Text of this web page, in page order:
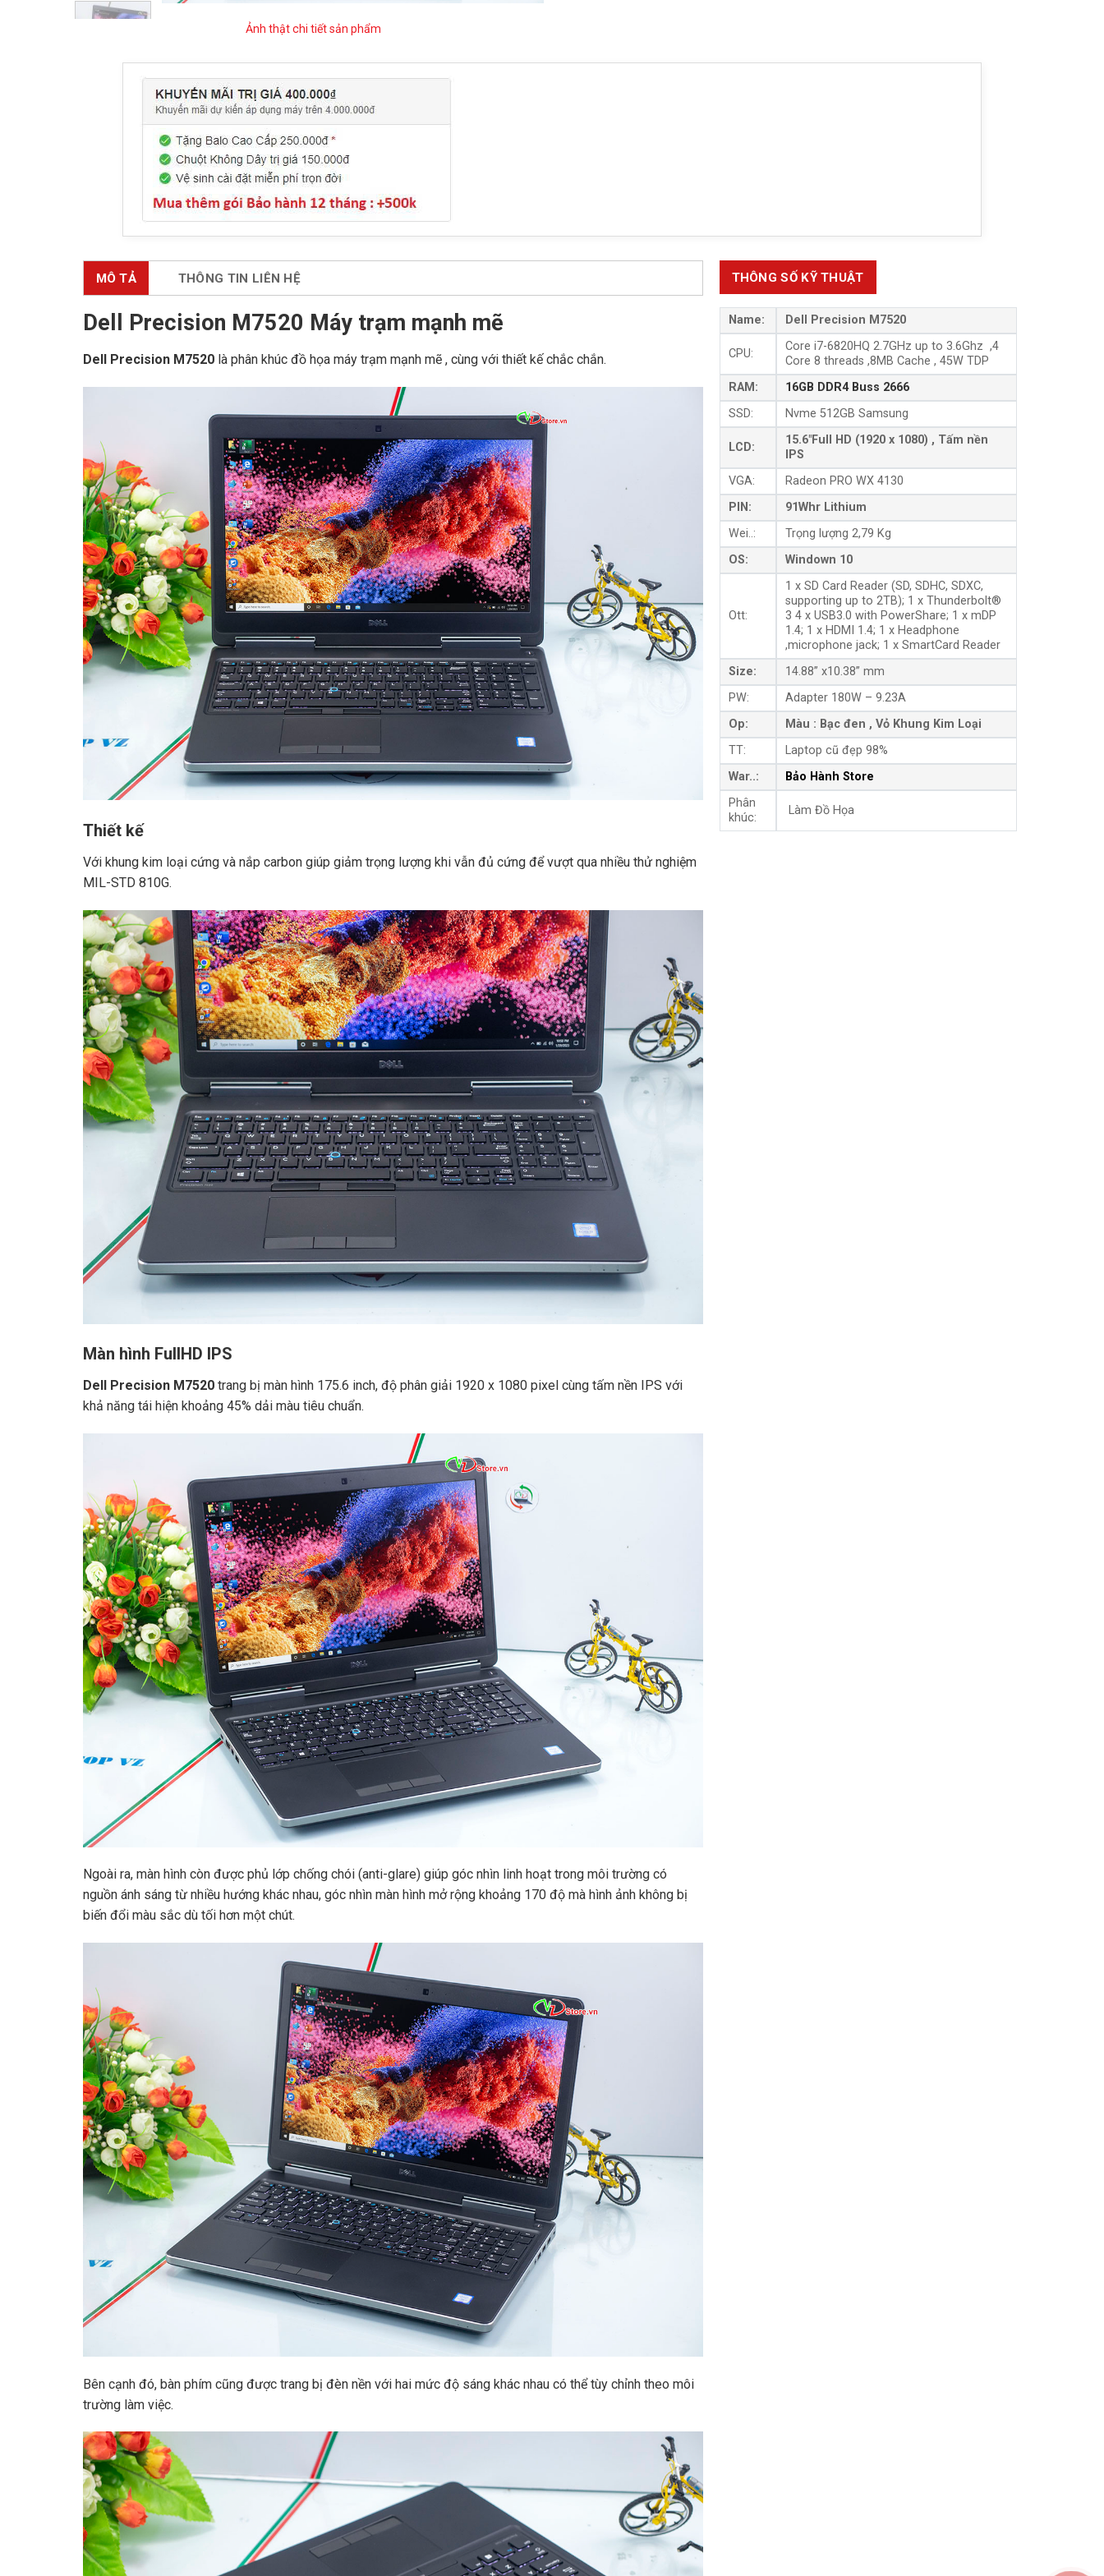
Ảnh thật chi tiết sản phẩm
MÔ TẢ THÔNG TIN LIÊN HỆ
Dell Precision M7520 Máy trạm mạnh mẽ
Dell Precision M7520là phân khúc đồ họa máy trạm mạnh mẽ , cùng với thiết kế chắc chắn.
Thiết kế
Với khung kim loại cứng và nắp carbon giúp giảm trọng lượng khi vẫn đủ cứng để vượt qua nhiều thử nghiệm
MIL-STD 810G.
Màn hình FullHD IPS
Dell Precision M7520trang bị màn hình 175.6 inch, độ phân giải 1920 x 1080 pixel cùng tấm nền IPS với
khả năng tái hiện khoảng 45% dải màu tiêu chuẩn.
Ngoài ra, màn hình còn được phủ lớp chống chói (anti-glare) giúp góc nhìn linh hoạt trong môi trường có
nguồn ánh sáng từ nhiều hướng khác nhau, góc nhìn màn hình mở rộng khoảng 170 độ mà hình ảnh không bị
biến đổi màu sắc dù tối hơn một chút.
Bên cạnh đó, bàn phím cũng được trang bị đèn nền với hai mức độ sáng khác nhau có thể tùy chỉnh theo môi
trường làm việc.
THÔNG SỐ KỸ THUẬT
Name: Dell Precision M7520
CPU:
Core i7-6820HQ 2.7GHz up to 3.6Ghz ,4
Core 8 threads ,8MB Cache , 45W TDP
RAM:
16GB DDR4 Buss 2666
SSD:
Nvme 512GB Samsung
LCD:
15.6″Full HD (1920 x 1080) , Tấm nền
IPS
VGA:
Radeon PRO WX 4130
PIN:
91Whr Lithium
Wei..:
Trọng lượng 2,79 Kg
OS:
Windown 10
Ott:
1 x SD Card Reader (SD, SDHC, SDXC,
supporting up to 2TB); 1 x Thunderbolt®
3 4 x USB3.0 with PowerShare; 1 x mDP
1.4; 1 x HDMI 1.4; 1 x Headphone
,microphone jack; 1 x SmartCard Reader
Size:
14.88” x10.38” mm
PW:
Adapter 180W – 9.23A
Op:
Màu : Bạc đen , Vỏ Khung Kim Loại
TT:
Laptop cũ đẹp 98%
War..:
Bảo Hành Store
Phân
khúc:
Làm Đồ Họa